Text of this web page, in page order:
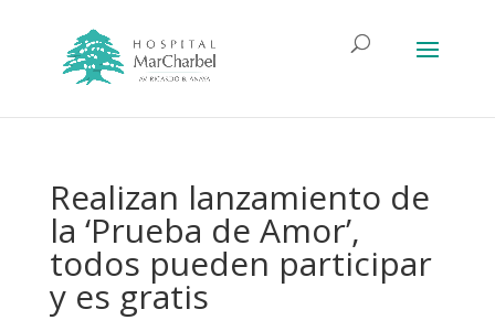
Realizan lanzamiento de
la ‘Prueba de Amor’,
todos pueden participar
y es gratis